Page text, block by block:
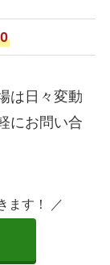
は日々変動
にお問い合
ます！ ／